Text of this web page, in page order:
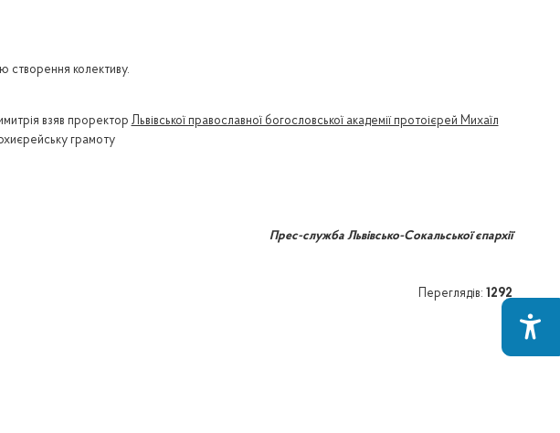
створення колективу.
взяв проректор Львівської православної богословської академії протоієрей Михаїл
грамоту
Прес-служба Львівсько-Сокальської єпархії
Переглядів: 1292